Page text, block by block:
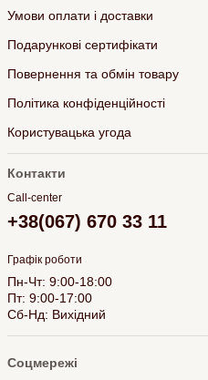
Умови оплати і доставки
Подарункові сертифікати
Повернення та обмін товару
Політика конфіденційності
Користувацька угода
Контакти
Call-center
+38(067) 670 33 11
Графік роботи
Пн-Чт: 9:00-18:00
Пт: 9:00-17:00
Сб-Нд: Вихідний
Соцмережі